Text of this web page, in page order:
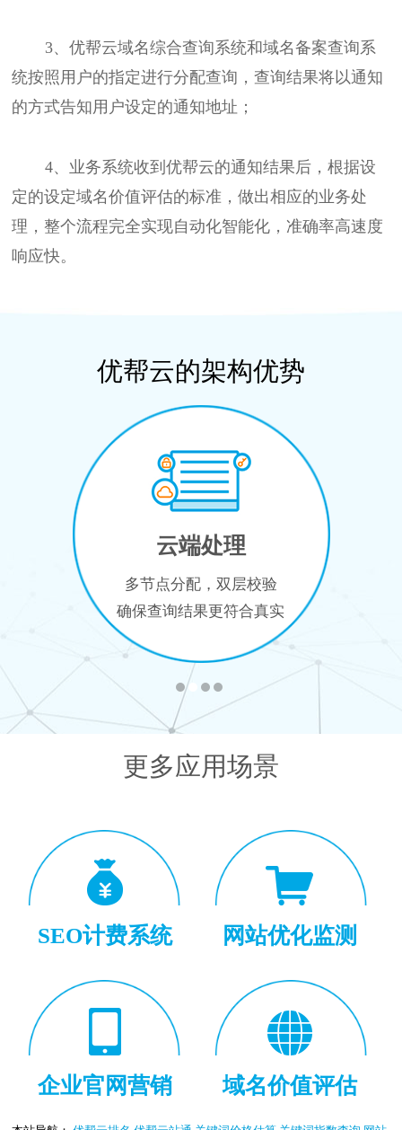
3、优帮云域名综合查询系统和域名备案查询系
统按照用户的指定进行分配查询，查询结果将以通知
的方式告知用户设定的通知地址；
4、业务系统收到优帮云的通知结果后，根据设
定的设定域名价值评估的标准，做出相应的业务处
理，整个流程完全实现自动化智能化，准确率高速度
响应快。
优帮云的架构优势
云端处理
多节点分配，双层校验
确保查询结果更符合真实
更多应用场景
SEO计费系统 网站优化监测
企业官网营销 域名价值评估